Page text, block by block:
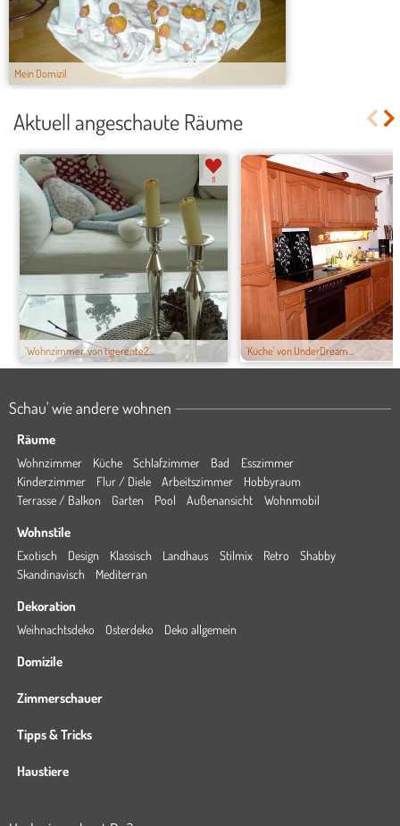
Mein Domizil
Aktuell angeschaute Räume
'Wohnzimmer' von tigerente2...
11
'Küche' von UnderDream...
Schau' wie andere wohnen
Räume
Wohnzimmer Küche Schlafzimmer Bad
Esszimmer
Kinderzimmer
Flur / Diele Arbeitszimmer
Hobbyraum
Terrasse / Balkon
Garten Pool Außenansicht Wohnmobil
Wohnstile
Exotisch Design Klassisch Landhaus Stilmix Retro
Shabby
Skandinavisch
Mediterran
Dekoration
Weihnachtsdeko Osterdeko Deko allgemein
Domizile
Zimmerschauer
Tipps & Tricks
Haustiere